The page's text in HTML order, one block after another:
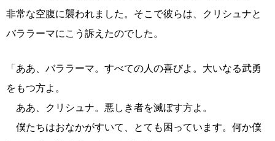
非常な空腹に襲われました。そこで彼らは、クリシュナと
バララーマにこう訴えたのでした。
「ああ、バララーマ。すべての人の喜びよ。大いなる武勇
をもつ方よ。
ああ、クリシュナ。悪しき者を滅ぼす方よ。
僕たちはおなかがすいて、とても困っています。何か僕